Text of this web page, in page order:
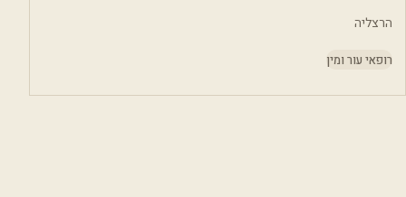
הרצליה
רופאי עור ומין